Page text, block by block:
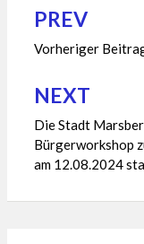
PREV
Vorheriger
NEXT
Die Stadt
Bürgerworkshop
am 12.08.2024